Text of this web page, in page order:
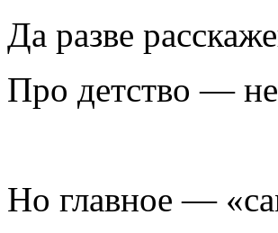
Да разве
Про детство —
Но главное —